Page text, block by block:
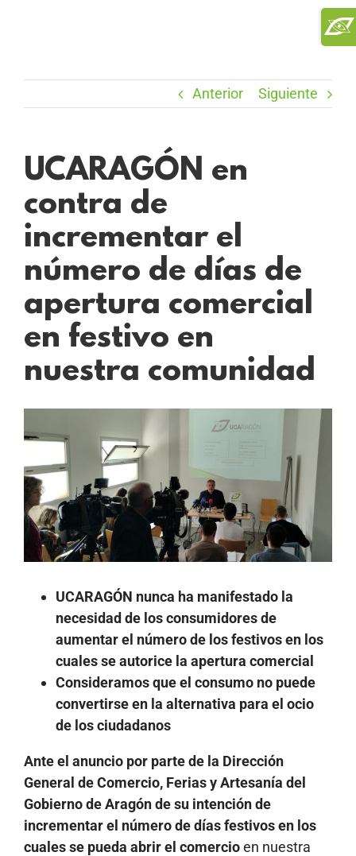
Anterior Siguiente
UCARAGÓN en
contra de
incrementar el
número de días de
apertura comercial
en festivo en
nuestra comunidad
imagen
más
grande
UCARAGÓN nunca ha manifestado la
necesidad de los consumidores de
aumentar el número de los festivos en los
cuales se autorice la apertura comercial
Consideramos que el consumo no puede
convertirse en la alternativa para el ocio
de los ciudadanos
Ante el anuncio por parte de la Dirección
General de Comercio, Ferias y Artesanía del
Gobierno de Aragón de su intención de
incrementar el número de días festivos en los
cuales se pueda abrir el comercioen nuestra
Area